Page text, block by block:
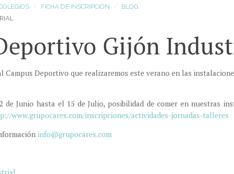
FICHA DE INSCRIPCIÓN
BLOG
Gijón
Campus Deportivo que realizaremos este verano en las
Junio hasta el 15 de Julio, posibilidad de comer en nuestras
www.grupocares.com/inscripciones/actividades-jornadas-talleres
info@grupocares.com